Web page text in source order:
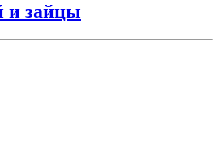
и зайцы